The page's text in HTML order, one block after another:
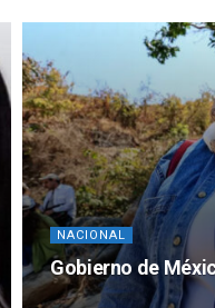
NACIONAL
Gobierno de